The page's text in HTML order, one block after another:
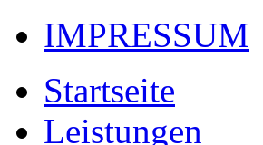
IMPRESSUM
Startseite
Leistungen